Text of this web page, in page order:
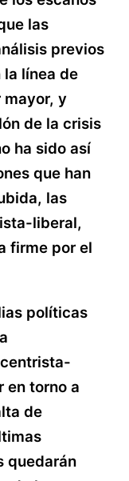
las
previos
línea de
mayor, y
de la crisis
ha sido así
que han
las
liberal,
firme por el
políticas
en torno a
de
quedarán